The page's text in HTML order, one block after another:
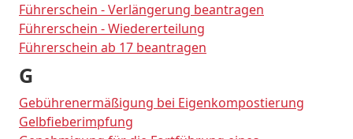
Führerschein - Verlängerung beantragen
Führerschein - Wiedererteilung
Führerschein ab 17 beantragen
G
Gebührenermäßigung bei Eigenkompostierung
Gelbfieberimpfung